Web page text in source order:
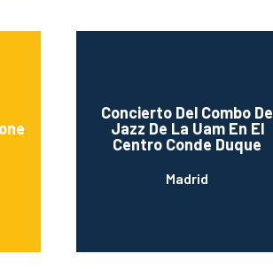
Concierto Del Combo De
Jazz De La Uam En El
Centro Conde Duque
Madrid